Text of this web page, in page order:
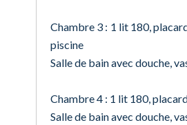
Chambre 3 : 1 lit 180,
piscine
Salle de bain avec douche,
Chambre 4 : 1 lit 180,
Salle de bain avec douche,